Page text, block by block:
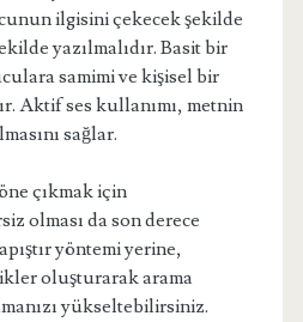
ilgisini çekecek şekilde
yazılmalıdır. Basit bir
samimi ve kişisel bir
Aktif ses kullanımı, metnin
sağlar.
çıkmak için
olması da son derece
yöntemi yerine,
oluşturarak arama
yükseltebilirsiniz.